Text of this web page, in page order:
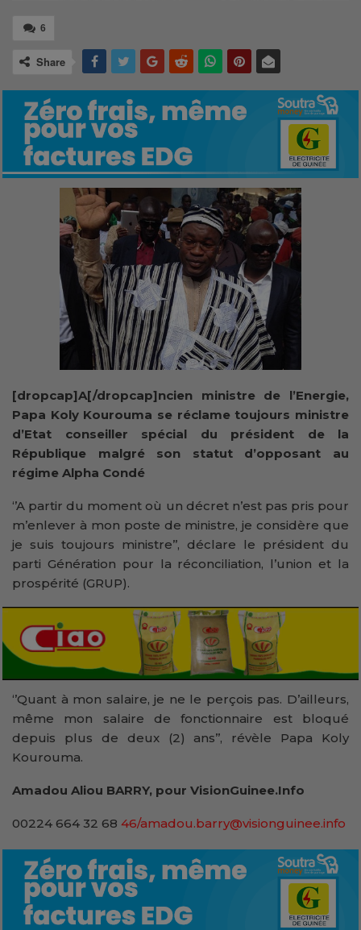
6
Share
[dropcap]A[/dropcap]ncien ministre de l’Energie,
Papa Koly Kourouma se réclame toujours ministre
d’Etat conseiller spécial du président de la
République malgré son statut d’opposant au
régime Alpha Condé
‘’A partir du moment où un décret n’est pas pris pour
m’enlever à mon poste de ministre, je considère que
je suis toujours ministre’’, déclare le président du
parti Génération pour la réconciliation, l’union et la
prospérité (GRUP).
‘’Quant à mon salaire, je ne le perçois pas. D’ailleurs,
même mon salaire de fonctionnaire est bloqué
depuis plus de deux (2) ans’’, révèle Papa Koly
Kourouma.
Amadou Aliou BARRY, pour VisionGuinee.Info
00224 664 32 68 46/amadou.barry@visionguinee.info